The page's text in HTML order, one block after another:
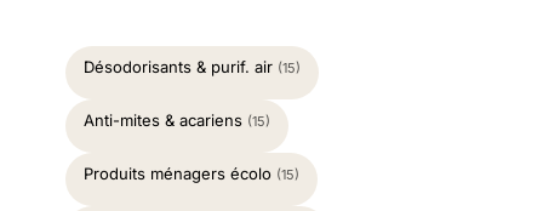
Désodorisants & purif. air (15)
Anti-mites & acariens (15)
Produits ménagers écolo (15)